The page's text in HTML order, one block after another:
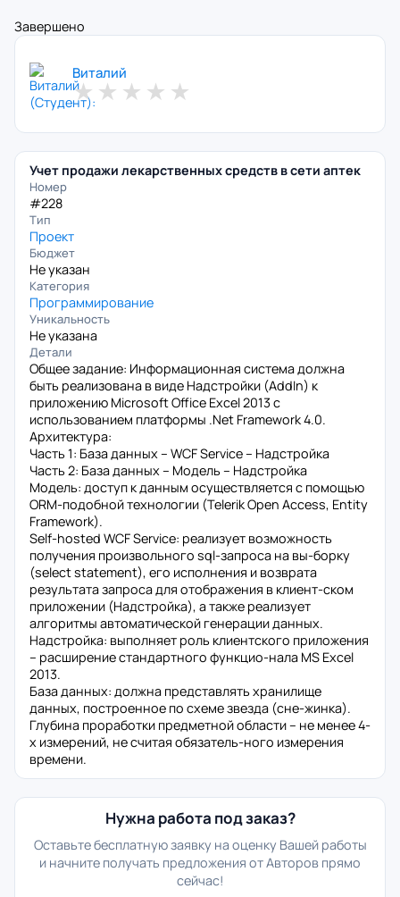
Завершено
Виталий
★ ★ ★ ★ ★
Учет продажи лекарственных средств в сети аптек
Номер
#228
Тип
Проект
Бюджет
Не указан
Категория
Программирование
Уникальность
Не указана
Детали
Общее задание: Информационная система должна
быть реализована в виде Надстройки (AddIn) к
приложению Microsoft Office Excel 2013 с
использованием платформы .Net Framework 4.0.
Архитектура:
Часть 1: База данных – WCF Service – Надстройка
Часть 2: База данных – Модель – Надстройка
Модель: доступ к данным осуществляется с помощью
ORM-подобной технологии (Telerik Open Access, Entity
Framework).
Self-hosted WCF Service: реализует возможность
получения произвольного sql-запроса на вы-борку
(select statement), его исполнения и возврата
результата запроса для отображения в клиент-ском
приложении (Надстройка), а также реализует
алгоритмы автоматической генерации данных.
Надстройка: выполняет роль клиентского приложения
– расширение стандартного функцио-нала MS Excel
2013.
База данных: должна представлять хранилище
данных, построенное по схеме звезда (сне-жинка).
Глубина проработки предметной области – не менее 4-
х измерений, не считая обязатель-ного измерения
времени.
Нужна работа под заказ?
Оставьте бесплатную заявку на оценку Вашей работы
и начните получать предложения от Авторов прямо
сейчас!